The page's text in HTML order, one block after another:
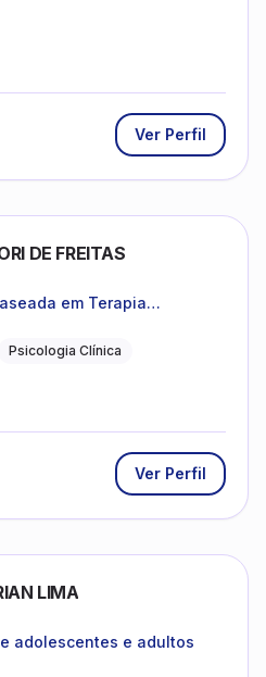
Ver Perfil
DE FREITAS
em Terapia
Psicologia Clínica
Ver Perfil
LIMA
adolescentes e adultos